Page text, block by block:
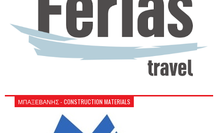
ΜΠΑΞΕΒΑΝΗΣ - CONSTRUCTION MATERIALS